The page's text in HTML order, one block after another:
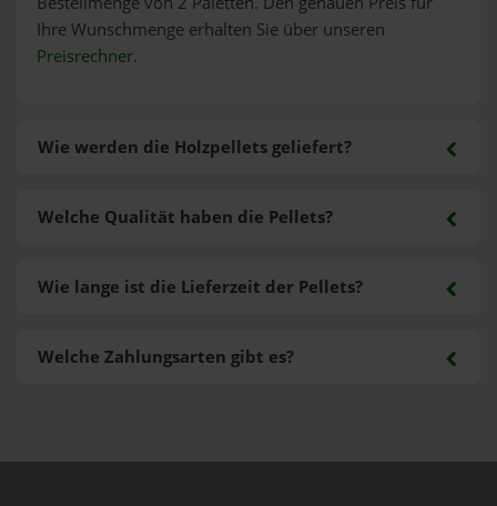
Ihre Wunschmenge erhalten Sie über unseren
Preisrechner.
Wie werden die Holzpellets geliefert?
Welche Zahlungsarten gibt es?
Welche Qualität haben die Pellets?
Wie lange ist die Lieferzeit der Pellets?